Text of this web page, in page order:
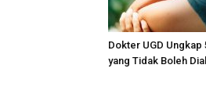
Dokter UGD Ungkap
yang Tidak Boleh